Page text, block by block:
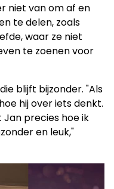
niet van om af en
te delen, zoals
waar ze niet
te zoenen voor
blijft bijzonder. "Als
hij over iets denkt.
Jan precies hoe ik
en leuk,"